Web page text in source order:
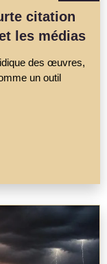
citation
les médias
des œuvres,
un outil